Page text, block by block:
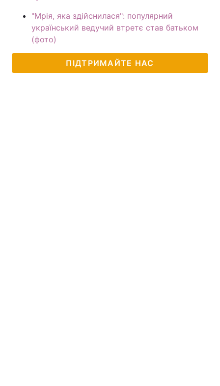
"Мрія, яка здійснилася": популярний
український ведучий втретє став батьком
(фото)
ПІДТРИМАЙТЕ НАС